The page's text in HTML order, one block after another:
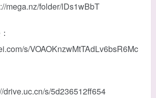
mega.nz/folder/lDs1wBbT
s/VOAOKnzwMtTAdLv6bsR6Mc
drive.uc.cn/s/5d236512ff654